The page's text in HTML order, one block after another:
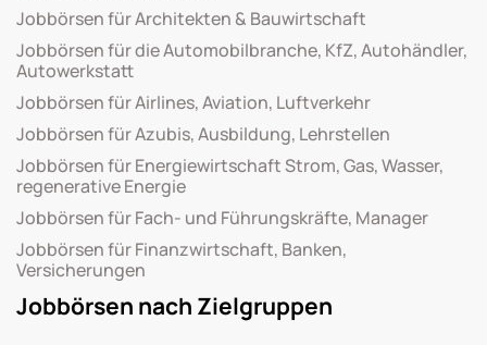
Jobbörsen für Architekten & Bauwirtschaft
Jobbörsen für die Automobilbranche, KfZ, Autohändler,
Autowerkstatt
Jobbörsen für Airlines, Aviation, Luftverkehr
Jobbörsen für Azubis, Ausbildung, Lehrstellen
Jobbörsen für Energiewirtschaft Strom, Gas, Wasser,
regenerative Energie
Jobbörsen für Fach- und Führungskräfte, Manager
Jobbörsen für Finanzwirtschaft, Banken,
Versicherungen
Jobbörsen nach Zielgruppen